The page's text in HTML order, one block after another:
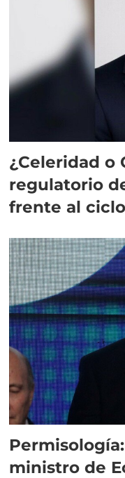
¿Celeridad o
regulatorio
frente al
ministro de